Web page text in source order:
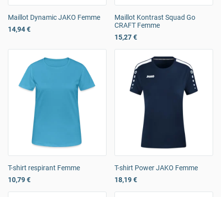
Maillot Dynamic JAKO Femme
14,94 €
Maillot Kontrast Squad Go
CRAFT Femme
15,27 €
T-shirt respirant Femme
10,79 €
T-shirt Power JAKO Femme
18,19 €